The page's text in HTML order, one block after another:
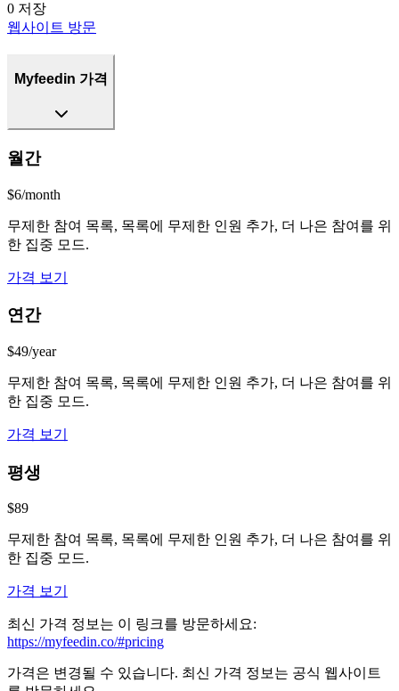
0 저장
웹사이트 방문
Myfeedin 가격
월간
$6/month
무제한 참여 목록, 목록에 무제한 인원 추가, 더 나은 참여를 위
한 집중 모드.
가격 보기
연간
$49/year
무제한 참여 목록, 목록에 무제한 인원 추가, 더 나은 참여를 위
한 집중 모드.
가격 보기
평생
$89
무제한 참여 목록, 목록에 무제한 인원 추가, 더 나은 참여를 위
한 집중 모드.
가격 보기
최신 가격 정보는 이 링크를 방문하세요:
https://myfeedin.co/#pricing
가격은 변경될 수 있습니다. 최신 가격 정보는 공식 웹사이트